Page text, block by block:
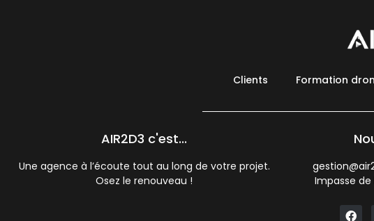
Clients Formation
AIR2D3 c'est...
Une agence à l’écoute tout au long de votre projet.
Osez le renouveau !
Impasse de